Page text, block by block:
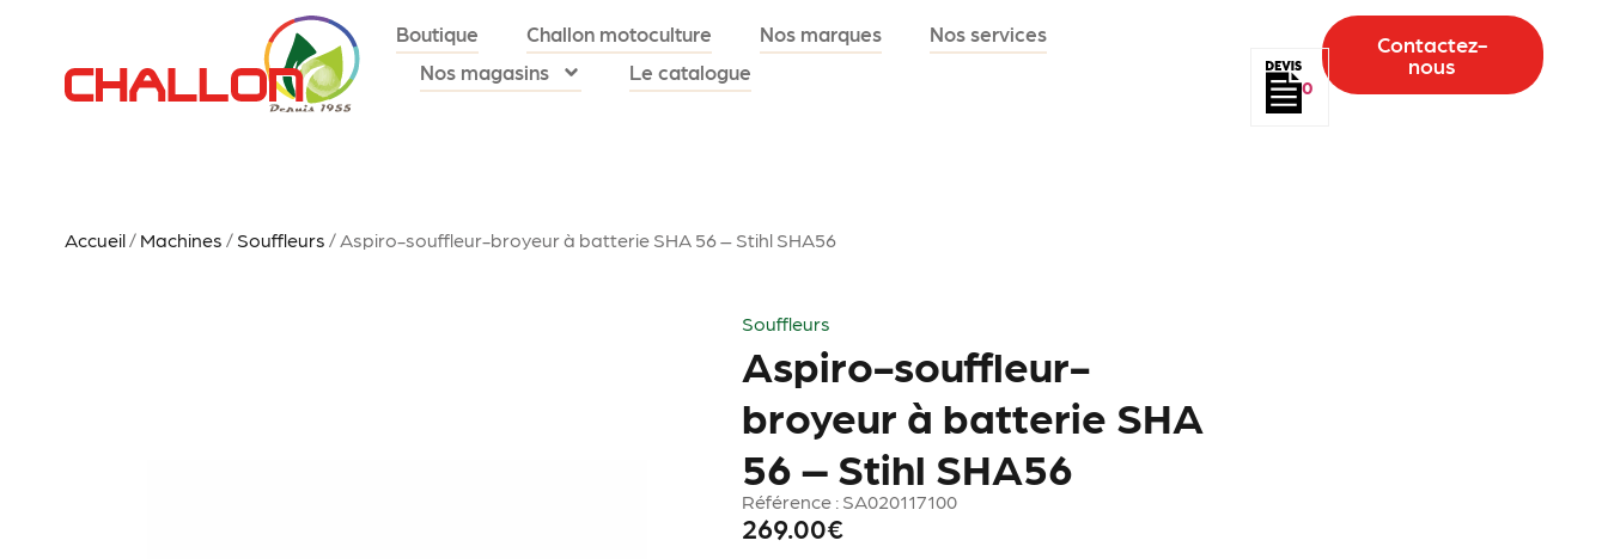
Boutique Challon motoculture Nos marques
Nos services
Nos magasins
Le catalogue
0
Contactez-
nous
Accueil/ Machines / Souffleurs / Aspiro-souffleur-broyeur à batterie SHA 56 – Stihl SHA56
Souffleurs
Aspiro-souffleur-
broyeur à batterie SHA
56 – Stihl SHA56
Référence : SA020117100
269.00€